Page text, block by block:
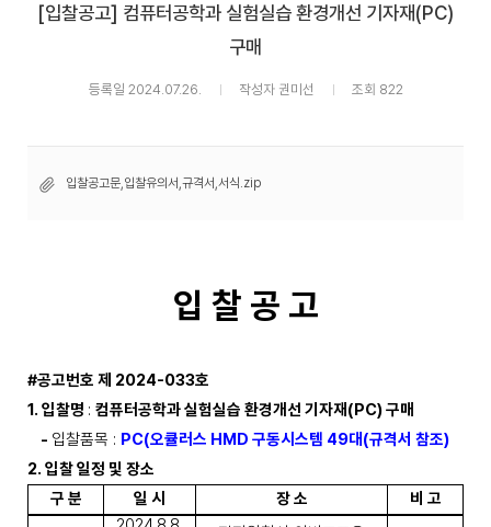
[입찰공고] 컴퓨터공학과 실험실습 환경개선 기자재(PC)
구매
등록일 2024.07.26. 작성자 권미선 조회 822
입찰공고문,입찰유의서,규격서,서식.zip
입 찰 공 고
#공고번호 제 2024-033호
1. 입찰명 : 컴퓨터공학과 실험실습 환경개선 기자재(PC)구매
- 입찰품목 : PC(오큘러스 HMD 구동시스템 49대(규격서 참조)
2. 입찰 일정 및 장소
구 분
일 시 장 소 비 고